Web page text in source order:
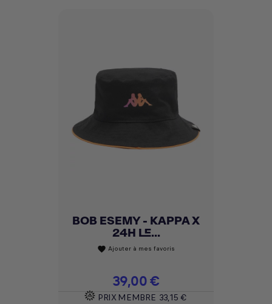
BOB ESEMY - KAPPA X
24H LE...
favorite Ajouter à mes favoris
Prix
39,00 €
PRIX MEMBRE 33,15 €